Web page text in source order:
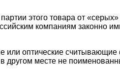
этого товара от
компаниям законно
или оптические
другом месте не